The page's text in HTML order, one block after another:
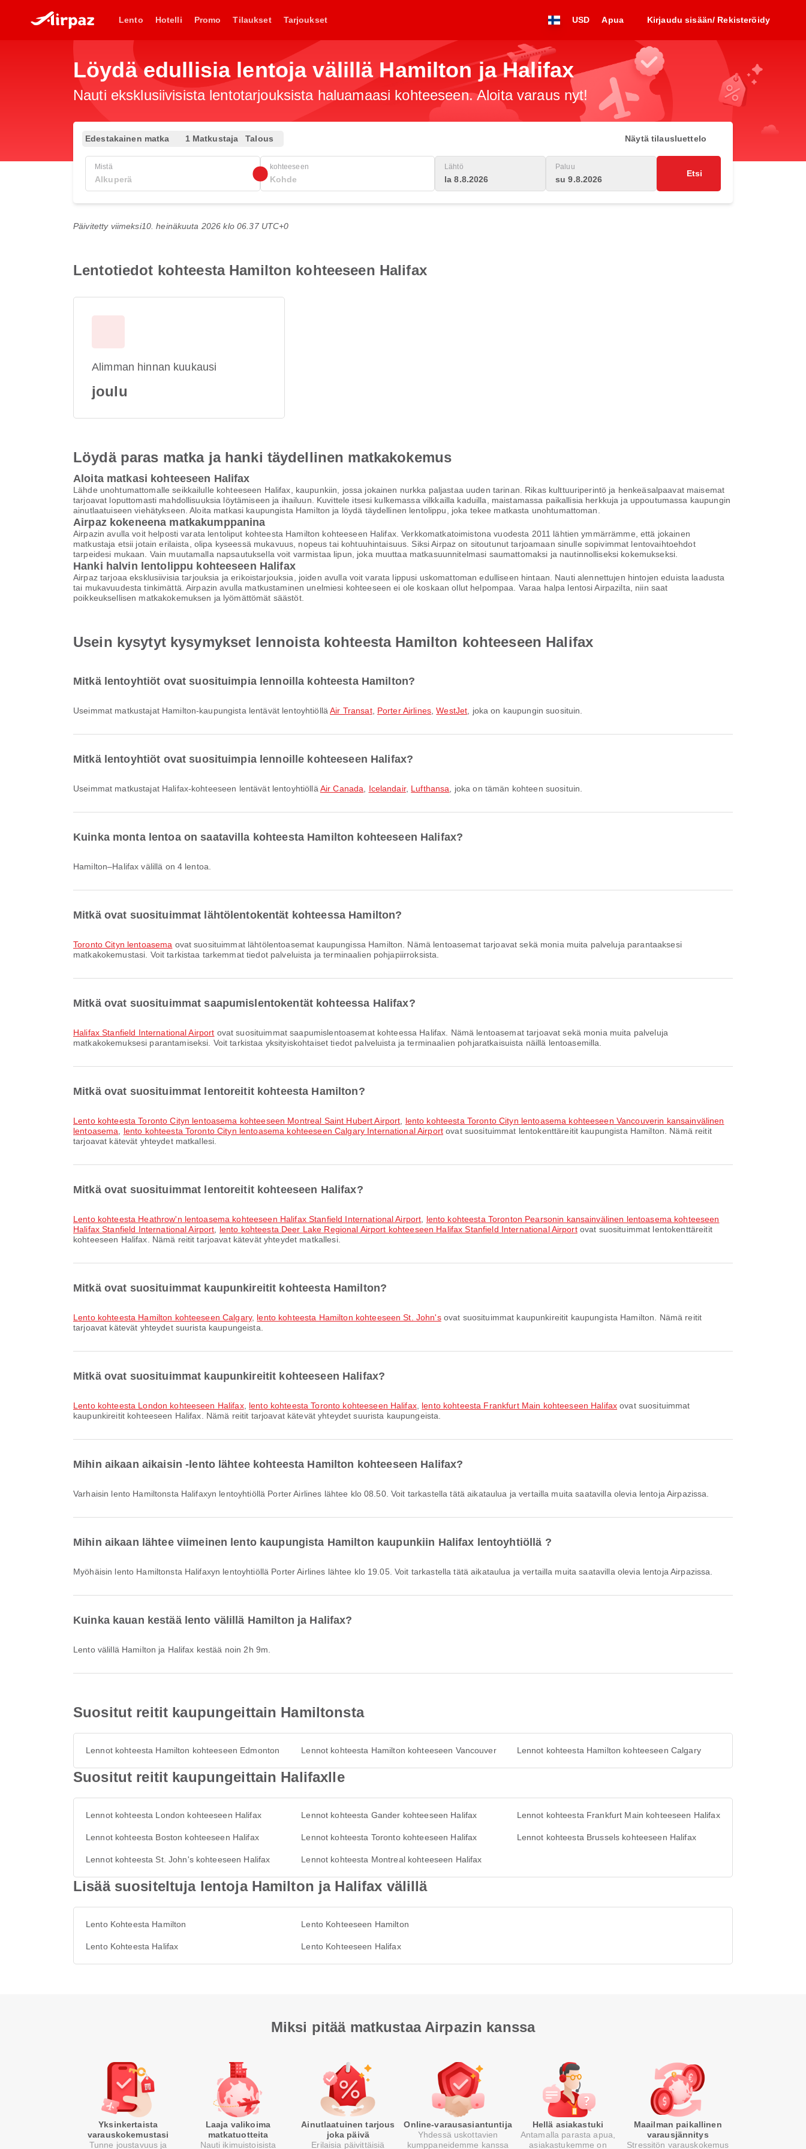
Lento Hotelli Promo Tilaukset Tarjoukset USD Apua Kirjaudu sisään/ Rekisteröidy
Löydä edullisia lentoja välillä Hamilton ja Halifax
Nauti eksklusiivisista lentotarjouksista haluamaasi kohteeseen. Aloita varaus nyt!
Edestakainen matka 1 Matkustaja Talous Näytä tilausluettelo
Mistä kohteeseen Lähtö
la 8.8.2026
Paluu
su 9.8.2026
Etsi
Päivitetty viimeksi10. heinäkuuta 2026 klo 06.37 UTC+0
Lentotiedot kohteesta Hamilton kohteeseen Halifax
Alimman hinnan kuukausi
joulu
Löydä paras matka ja hanki täydellinen matkakokemus
Aloita matkasi kohteeseen Halifax
Lähde unohtumattomalle seikkailulle kohteeseen Halifax, kaupunkiin, jossa jokainen nurkka paljastaa uuden tarinan. Rikas kulttuuriperintö ja henkeäsalpaavat maisemat
tarjoavat loputtomasti mahdollisuuksia löytämiseen ja ihailuun. Kuvittele itsesi kulkemassa vilkkailla kaduilla, maistamassa paikallisia herkkuja ja uppoutumassa kaupungin
ainutlaatuiseen viehätykseen. Aloita matkasi kaupungista Hamilton ja löydä täydellinen lentolippu, joka tekee matkasta unohtumattoman.
Airpaz kokeneena matkakumppanina
Airpazin avulla voit helposti varata lentoliput kohteesta Hamilton kohteeseen Halifax. Verkkomatkatoimistona vuodesta 2011 lähtien ymmärrämme, että jokainen
matkustaja etsii jotain erilaista, olipa kyseessä mukavuus, nopeus tai kohtuuhintaisuus. Siksi Airpaz on sitoutunut tarjoamaan sinulle sopivimmat lentovaihtoehdot
tarpeidesi mukaan. Vain muutamalla napsautuksella voit varmistaa lipun, joka muuttaa matkasuunnitelmasi saumattomaksi ja nautinnolliseksi kokemukseksi.
Hanki halvin lentolippu kohteeseen Halifax
Airpaz tarjoaa eksklusiivisia tarjouksia ja erikoistarjouksia, joiden avulla voit varata lippusi uskomattoman edulliseen hintaan. Nauti alennettujen hintojen eduista laadusta
tai mukavuudesta tinkimättä. Airpazin avulla matkustaminen unelmiesi kohteeseen ei ole koskaan ollut helpompaa. Varaa halpa lentosi Airpazilta, niin saat
poikkeuksellisen matkakokemuksen ja lyömättömät säästöt.
Usein kysytyt kysymykset lennoista kohteesta Hamilton kohteeseen Halifax
Mitkä lentoyhtiöt ovat suosituimpia lennoilla kohteesta Hamilton?
Useimmat matkustajat Hamilton-kaupungista lentävät lentoyhtiölläAir Transat, Porter Airlines ,WestJet , joka on kaupungin suosituin.
Mitkä lentoyhtiöt ovat suosituimpia lennoille kohteeseen Halifax?
Useimmat matkustajat Halifax-kohteeseen lentävät lentoyhtiöllä Air Canada Icelandair, Lufthansa , joka on tämän kohteen suosituin.
Kuinka monta lentoa on saatavilla kohteesta Hamilton kohteeseen Halifax?
Hamilton–Halifax välillä on 4 lentoa.
Mitkä ovat suosituimmat lähtölentokentät kohteessa Hamilton?
Toronto Cityn lentoasema ovat suosituimmat lähtölentoasemat kaupungissa Hamilton. Nämä lentoasemat tarjoavat sekä monia muita palveluja parantaaksesi
matkakokemustasi. Voit tarkistaa tarkemmat tiedot palveluista ja terminaalien pohjapiirroksista.
Mitkä ovat suosituimmat saapumislentokentät kohteessa Halifax?
Halifax Stanfield International Airport ovat suosituimmat saapumislentoasemat kohteessa Halifax. Nämä lentoasemat tarjoavat sekä monia muita palveluja
matkakokemuksesi parantamiseksi. Voit tarkistaa yksityiskohtaiset tiedot palveluista ja terminaalien pohjaratkaisuista näillä lentoasemilla.
Mitkä ovat suosituimmat lentoreitit kohteesta Hamilton?
lento kohteesta Toronto Cityn lentoasema kohteeseen Montreal Saint Hubert Airport
lento kohteesta Toronto Cityn lentoasema kohteeseen Vancouverin kansainvälinen
lentoasema
lento kohteesta Toronto Cityn lentoasema kohteeseen Calgary International Airport ovat suosituimmat lentokenttäreitit kaupungista Hamilton. Nämä reitit
tarjoavat kätevät yhteydet matkallesi.
Mitkä ovat suosituimmat lentoreitit kohteeseen Halifax?
lento kohteesta Heathrow'n lentoasema kohteeseen Halifax Stanfield International Airport
lento kohteesta Toronton Pearsonin kansainvälinen lentoasema kohteeseen
Halifax Stanfield International Airport
lento kohteesta Deer Lake Regional Airport kohteeseen Halifax Stanfield International Airportovat suosituimmat lentokenttäreitit
kohteeseen Halifax. Nämä reitit tarjoavat kätevät yhteydet matkallesi.
Mitkä ovat suosituimmat kaupunkireitit kohteesta Hamilton?
lento kohteesta Hamilton kohteeseen Calgary, lento kohteesta Hamilton kohteeseen St. John'sovat suosituimmat kaupunkireitit kaupungista Hamilton. Nämä reitit
tarjoavat kätevät yhteydet suurista kaupungeista.
Mitkä ovat suosituimmat kaupunkireitit kohteeseen Halifax?
lento kohteesta London kohteeseen Halifax, lento kohteesta Toronto kohteeseen Halifax, lento kohteesta Frankfurt Main kohteeseen Halifax ovat suosituimmat
kaupunkireitit kohteeseen Halifax. Nämä reitit tarjoavat kätevät yhteydet suurista kaupungeista.
Mihin aikaan aikaisin -lento lähtee kohteesta Hamilton kohteeseen Halifax?
Varhaisin lento Hamiltonsta Halifaxyn lentoyhtiöllä Porter Airlines lähtee klo 08.50. Voit tarkastella tätä aikataulua ja vertailla muita saatavilla olevia lentoja Airpazissa.
Mihin aikaan lähtee viimeinen lento kaupungista Hamilton kaupunkiin Halifax lentoyhtiöllä ?
Myöhäisin lento Hamiltonsta Halifaxyn lentoyhtiöllä Porter Airlines lähtee klo 19.05. Voit tarkastella tätä aikataulua ja vertailla muita saatavilla olevia lentoja Airpazissa.
Kuinka kauan kestää lento välillä Hamilton ja Halifax?
Lento välillä Hamilton ja Halifax kestää noin 2h 9m.
Suositut reitit kaupungeittain Hamiltonsta
Lennot kohteesta Hamilton kohteeseen Edmonton Lennot kohteesta Hamilton kohteeseen Vancouver Lennot kohteesta Hamilton kohteeseen Calgary
Suositut reitit kaupungeittain Halifaxlle
Lennot kohteesta London kohteeseen Halifax Lennot kohteesta Gander kohteeseen Halifax Lennot kohteesta Frankfurt Main kohteeseen Halifax
Lennot kohteesta Boston kohteeseen Halifax Lennot kohteesta Toronto kohteeseen Halifax Lennot kohteesta Brussels kohteeseen Halifax
Lennot kohteesta St. John's kohteeseen Halifax Lennot kohteesta Montreal kohteeseen Halifax
Lisää suositeltuja lentoja Hamilton ja Halifax välillä
Lento Kohteesta Hamilton
Lento Kohteesta Halifax
Lento Kohteeseen Hamilton
Lento Kohteeseen Halifax
Miksi pitää matkustaa Airpazin kanssa
Yksinkertaista
varauskokemustasi
Tunne joustavuus ja
Laaja valikoima
matkatuotteita
Nauti ikimuistoisista
Ainutlaatuinen tarjous
joka päivä
Erilaisia päivittäisiä
Online-varausasiantuntija
Yhdessä uskottavien
kumppaneidemme kanssa
Hellä asiakastuki
Antamalla parasta apua,
asiakastukemme on
Maailman paikallinen
varausjännitys
Stressitön varauskokemus